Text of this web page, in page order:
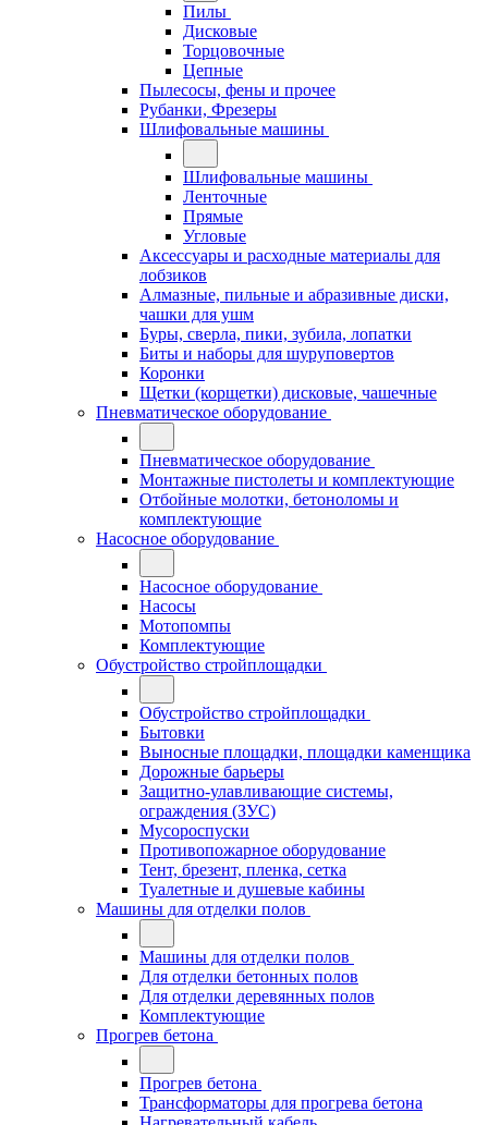
Пилы
Дисковые
Торцовочные
Цепные
Пылесосы, фены и прочее
Рубанки, Фрезеры
Шлифовальные машины
Шлифовальные машины
Ленточные
Прямые
Угловые
Аксессуары и расходные материалы для
лобзиков
Алмазные, пильные и абразивные диски,
чашки для ушм
Буры, сверла, пики, зубила, лопатки
Биты и наборы для шуруповертов
Коронки
Щетки (корщетки) дисковые, чашечные
Пневматическое оборудование
Пневматическое оборудование
Монтажные пистолеты и комплектующие
Отбойные молотки, бетоноломы и
комплектующие
Насосное оборудование
Насосное оборудование
Насосы
Мотопомпы
Комплектующие
Обустройство стройплощадки
Обустройство стройплощадки
Бытовки
Выносные площадки, площадки каменщика
Дорожные барьеры
Защитно-улавливающие системы,
ограждения (ЗУС)
Мусороспуски
Противопожарное оборудование
Тент, брезент, пленка, сетка
Туалетные и душевые кабины
Машины для отделки полов
Машины для отделки полов
Для отделки бетонных полов
Для отделки деревянных полов
Комплектующие
Прогрев бетона
Прогрев бетона
Трансформаторы для прогрева бетона